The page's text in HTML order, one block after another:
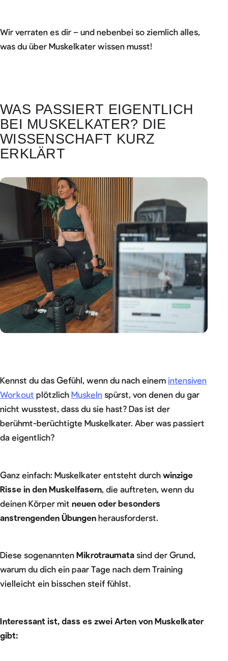
Wir verraten es dir – und nebenbei so ziemlich alles,
was du über Muskelkater wissen musst!
WAS PASSIERT EIGENTLICH
BEI MUSKELKATER? DIE
WISSENSCHAFT KURZ
ERKLÄRT
Kennst du das Gefühl, wenn du nach einem intensiven
Workout plötzlich Muskeln spürst, von denen du gar
nicht wusstest, dass du sie hast? Das ist der
berühmt-berüchtigte Muskelkater. Aber was passiert
da eigentlich?
Ganz einfach: Muskelkater entsteht durch winzige
Risse in den Muskelfasern, die auftreten, wenn du
deinen Körper mit neuen oder besonders
anstrengenden Übungen herausforderst.
Diese sogenannten Mikrotraumata sind der Grund,
warum du dich ein paar Tage nach dem Training
vielleicht ein bisschen steif fühlst.
Interessant ist, dass es zwei Arten von Muskelkater
gibt: